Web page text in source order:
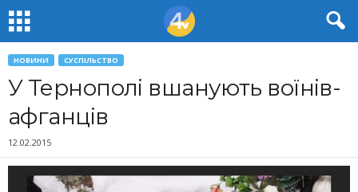
НОВИНИ СУСПІЛЬСТВО
У Тернополі вшанують воїнів-
афганців
12.02.2015